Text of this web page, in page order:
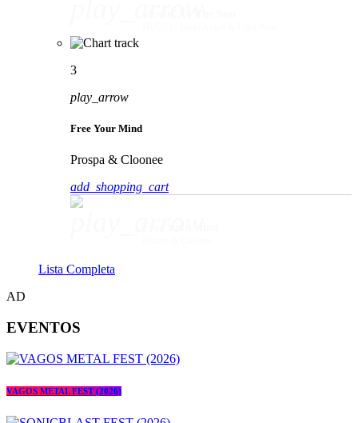
3
play_arrow
Free Your Mind
Prospa & Cloonee
add_shopping_cart
Lista Completa
AD
EVENTOS
VAGOS METAL FEST (2026)